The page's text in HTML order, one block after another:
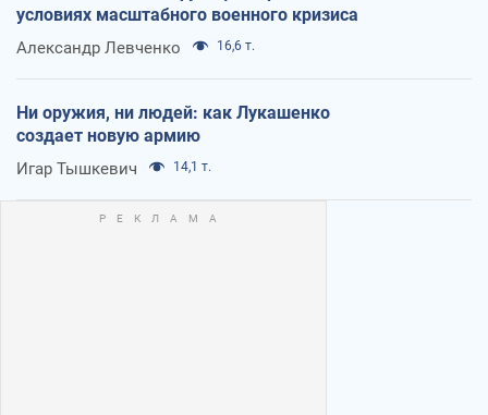
условиях масштабного военного кризиса
Александр Левченко 16,6 т.
Ни оружия, ни людей: как Лукашенко
создает новую армию
Игар Тышкевич 14,1 т.